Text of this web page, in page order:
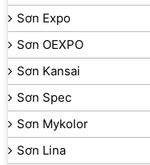
Sơn Expo
Sơn OEXPO
Sơn Kansai
Sơn Spec
Sơn Mykolor
Sơn Lina